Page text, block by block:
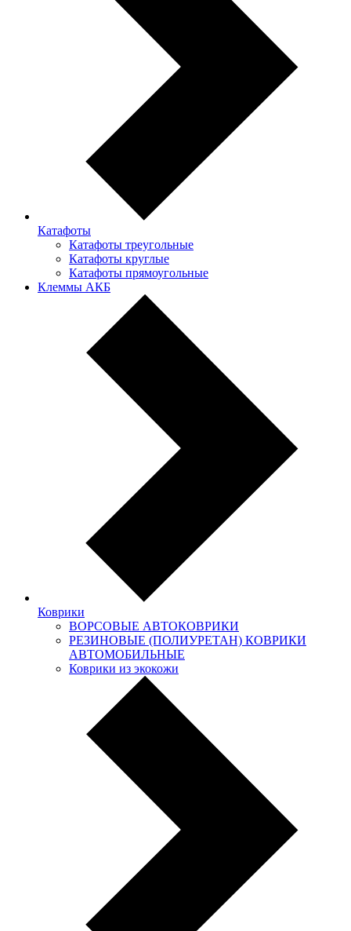
Катафоты
Катафоты треугольные
Катафоты круглые
Катафоты прямоугольные
Клеммы АКБ
Коврики
ВОРСОВЫЕ АВТОКОВРИКИ
РЕЗИНОВЫЕ (ПОЛИУРЕТАН) КОВРИКИ
АВТОМОБИЛЬНЫЕ
Коврики из экокожи